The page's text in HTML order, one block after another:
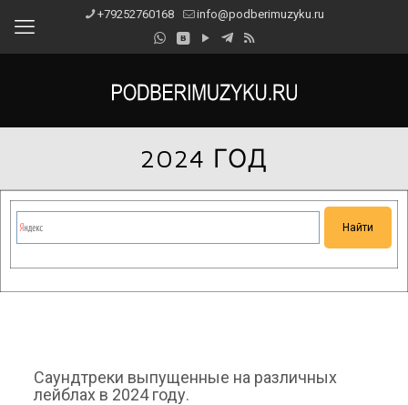
+79252760168 info@podberimuzyku.ru
2024 ГОД
Саундтреки выпущенные на различных
лейблах в 2024 году.